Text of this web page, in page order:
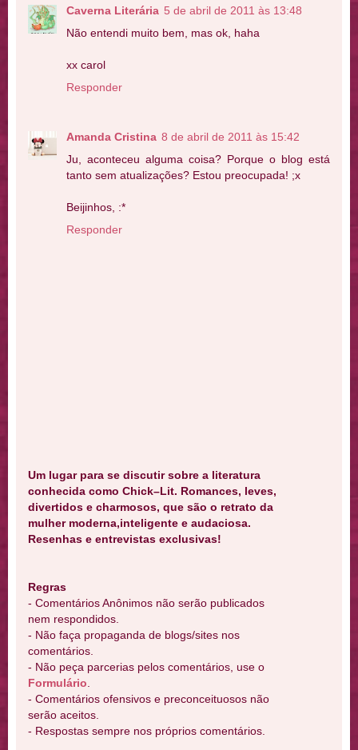
Caverna Literária 5 de abril de 2011 às 13:48
Não entendi muito bem, mas ok, haha
xx carol
Responder
Amanda Cristina 8 de abril de 2011 às 15:42
Ju, aconteceu alguma coisa? Porque o blog está
tanto sem atualizações? Estou preocupada! ;x
Beijinhos, :*
Responder
Um lugar para se discutir sobre a literatura
conhecida como Chick–Lit. Romances, leves,
divertidos e charmosos, que são o retrato da
mulher moderna,inteligente e audaciosa.
Resenhas e entrevistas exclusivas!
Regras
- Comentários Anônimos não serão publicados
nem respondidos.
- Não faça propaganda de blogs/sites nos
comentários.
- Não peça parcerias pelos comentários, use o
Formulário.
- Comentários ofensivos e preconceituosos não
serão aceitos.
- Respostas sempre nos próprios comentários.